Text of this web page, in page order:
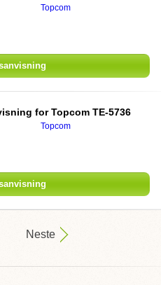
Topcom
for Topcom TE-5736
Topcom
Neste